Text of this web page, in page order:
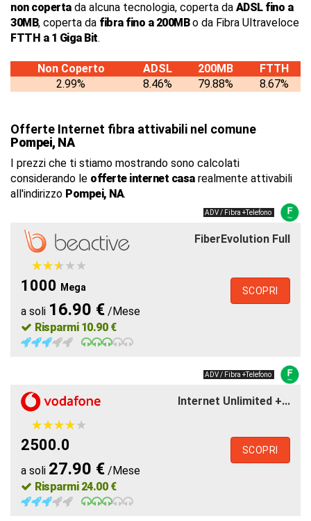
non copertada alcuna tecnologia, coperta da ADSL fino a
30MB, coperta da fibra fino a 200MBo da Fibra Ultraveloce
FTTH a 1 Giga Bit.
Non Coperto ADSL 200MB
FTTH
2.99%
8.46% 79.88% 8.67%
Offerte Internet fibra attivabili nel comune
Pompei, NA
I prezzi che ti stiamo mostrando sono calcolati
considerando le offerte internet casarealmente attivabili
all'indirizzo Pompei, NA.
ADV / Fibra +Telefono
FiberEvolution Full
★★★★★
★★★★★
1000 Mega
a soli 16.90 € /Mese
Risparmi 10.90 €
SCOPRI
ADV / Fibra +Telefono
Internet Unlimited +...
★★★★★
★★★★★
2500.0
a soli 27.90 € /Mese
Risparmi 24.00 €
SCOPRI